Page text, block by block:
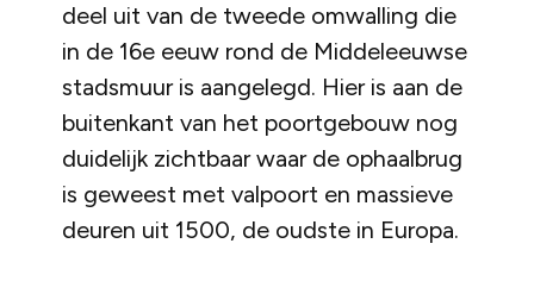
deel uit van de tweede omwalling die
in de 16e eeuw rond de Middeleeuwse
stadsmuur is aangelegd. Hier is aan de
buitenkant van het poortgebouw nog
duidelijk zichtbaar waar de ophaalbrug
is geweest met valpoort en massieve
deuren uit 1500, de oudste in Europa.